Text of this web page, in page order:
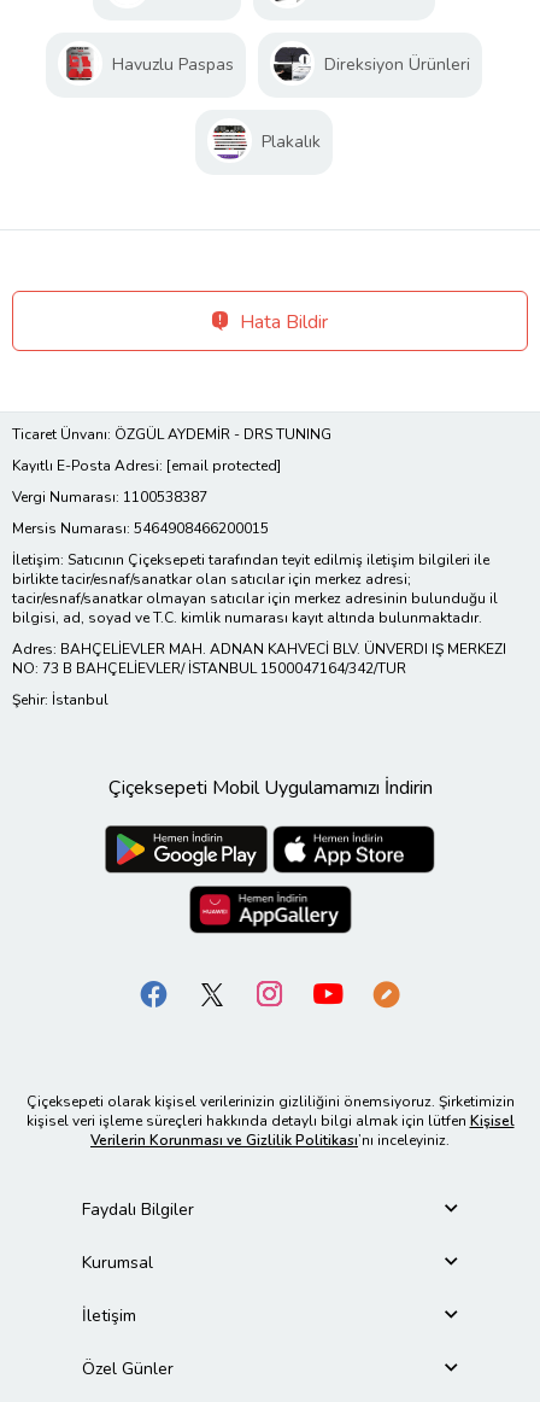
Havuzlu Paspas Direksiyon Ürünleri
Plakalık
Hata Bildir
Ticaret Ünvanı: ÖZGÜL AYDEMİR - DRS TUNING
Kayıtlı E-Posta Adresi: [email protected]
Vergi Numarası: 1100538387
Mersis Numarası: 5464908466200015
İletişim: Satıcının Çiçeksepeti tarafından teyit edilmiş iletişim bilgileri ile
birlikte tacir/esnaf/sanatkar olan satıcılar için merkez adresi;
tacir/esnaf/sanatkar olmayan satıcılar için merkez adresinin bulunduğu il
bilgisi, ad, soyad ve T.C. kimlik numarası kayıt altında bulunmaktadır.
Adres: BAHÇELİEVLER MAH. ADNAN KAHVECİ BLV. ÜNVERDI IŞ MERKEZI
NO: 73 B BAHÇELİEVLER/ İSTANBUL 1500047164/342/TUR
Şehir: İstanbul
Çiçeksepeti Mobil Uygulamamızı İndirin
Çiçeksepeti olarak kişisel verilerinizin gizliliğini önemsiyoruz. Şirketimizin
kişisel veri işleme süreçleri hakkında detaylı bilgi almak için lütfen Kişisel
Verilerin Korunması ve Gizlilik Politikası’nı inceleyiniz.
Faydalı Bilgiler
Kurumsal
İletişim
Özel Günler